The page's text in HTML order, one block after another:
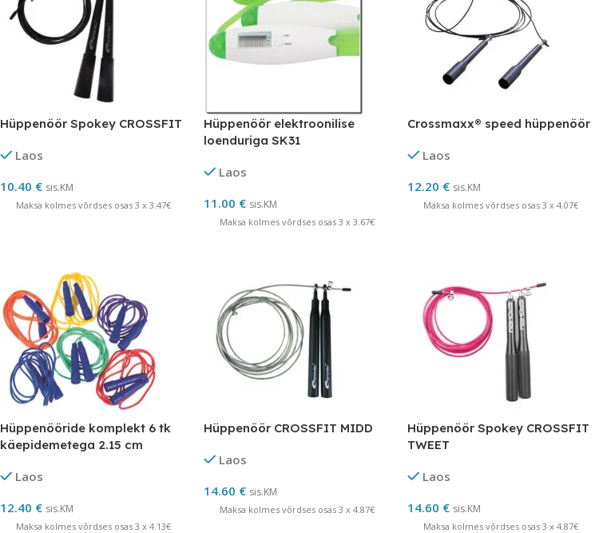
Hüppenöör Spokey CROSSFIT
Laos
10.40 € sis.KM
Maksa kolmes võrdses osas 3 x 3.47€
Hüppenöör elektroonilise
loenduriga SK31
Laos
11.00 € sis.KM
Maksa kolmes võrdses osas 3 x 3.67€
Crossmaxx® speed hüppenöör
Laos
12.20 € sis.KM
Maksa kolmes võrdses osas 3 x 4.07€
Hüppenööride komplekt 6 tk
käepidemetega 2.15 cm
Laos
12.40 € sis.KM
Maksa kolmes võrdses osas 3 x 4.13€
Hüppenöör CROSSFIT MIDD
Laos
14.60 € sis.KM
Maksa kolmes võrdses osas 3 x 4.87€
Hüppenöör Spokey CROSSFIT
TWEET
Laos
14.60 € sis.KM
Maksa kolmes võrdses osas 3 x 4.87€